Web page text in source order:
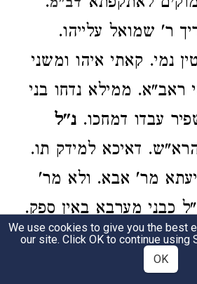
דב"מ
ר' שמואל עלייהו.
נמי. קאתי איהו ומשני
ראב"א. ממילא נדחו בני
עבדו דמחכו. נ"ל
דאיכא למידק תו.
מר' אבא. ולא מר'
כבני מערבא באין ספק.
ליה ר' אבא. אינו מוכרח
היא. ומשום דיחויא לא
We use cookies to give you the best
our site. Click OK to continue using
OK